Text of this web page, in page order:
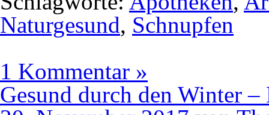
Naturgesund, Schnupfen
1 Kommentar »
Gesund durch den Winter